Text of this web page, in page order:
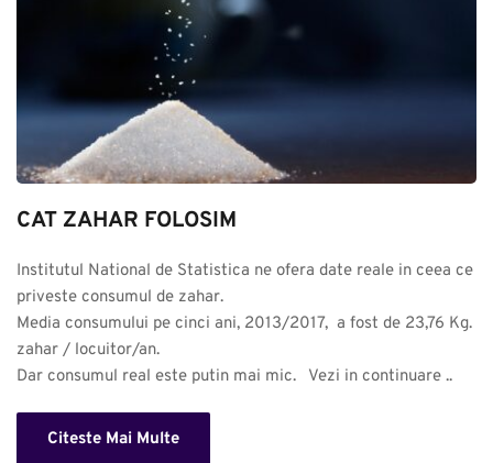
CAT ZAHAR FOLOSIM
Institutul National de Statistica ne ofera date reale in ceea ce
priveste consumul de zahar.
Media consumului pe cinci ani, 2013/2017,  a fost de 23,76 Kg.
zahar / locuitor/an.
Dar consumul real este putin mai mic.   Vezi in continuare ..
Citeste Mai Multe